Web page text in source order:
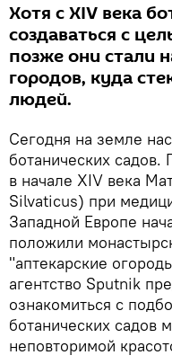
Хотя с XIV века
создаваться с
позже они стали
городов, куда
людей.
Сегодня на земле
ботанических
в начале XIV века
Silvaticus) при
Западной Европе
положили
"аптекарские
агентство Sputnik
ознакомиться с
ботанических садов
неповторимой